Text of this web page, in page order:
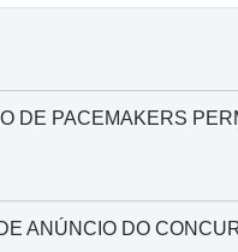
DE PACEMAKERS
ANÚNCIO DO